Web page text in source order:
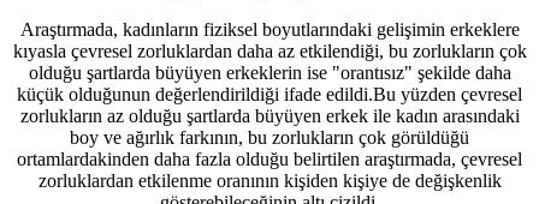
Araştırmada, kadınların fiziksel boyutlarındaki gelişimin erkeklere
kıyasla çevresel zorluklardan daha az etkilendiği, bu zorlukların çok
olduğu şartlarda büyüyen erkeklerin ise "orantısız" şekilde daha
küçük olduğunun değerlendirildiği ifade edildi.Bu yüzden çevresel
zorlukların az olduğu şartlarda büyüyen erkek ile kadın arasındaki
boy ve ağırlık farkının, bu zorlukların çok görüldüğü
ortamlardakinden daha fazla olduğu belirtilen araştırmada, çevresel
zorluklardan etkilenme oranının kişiden kişiye de değişkenlik